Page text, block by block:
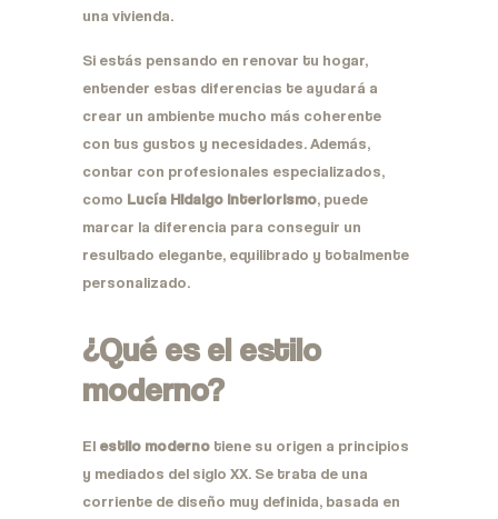
una vivienda.
Si estás pensando en renovar tu hogar,
entender estas diferencias te ayudará a
crear un ambiente mucho más coherente
con tus gustos y necesidades. Además,
contar con profesionales especializados,
como Lucía Hidalgo Interiorismo, puede
marcar la diferencia para conseguir un
resultado elegante, equilibrado y totalmente
personalizado.
¿Qué es el estilo
moderno?
El estilo moderno tiene su origen a principios
y mediados del siglo XX. Se trata de una
corriente de diseño muy definida, basada en